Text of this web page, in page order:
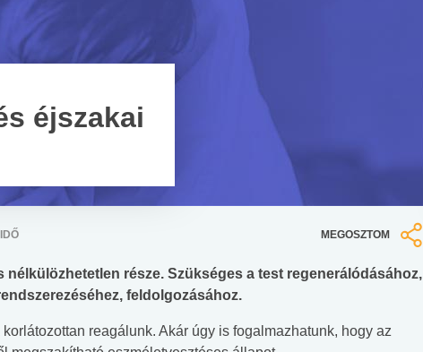
éjszakai
MEGOSZTOM
része. Szükséges a test regenerálódásához,
feldolgozásához.
reagálunk. Akár úgy is fogalmazhatunk, hogy az